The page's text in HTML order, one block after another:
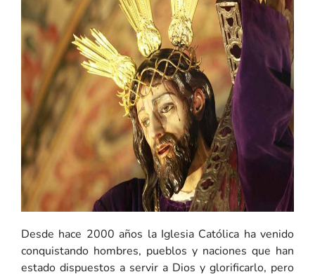
Desde hace 2000 años la Iglesia Católica ha venido
conquistando hombres, pueblos y naciones que han
estado dispuestos a servir a Dios y glorificarlo, pero